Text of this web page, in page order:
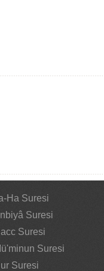
Ha Suresi
Suresi
Suresi
Suresi
Suresi